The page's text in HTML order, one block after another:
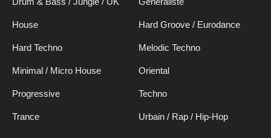
House Hard Groove / Eurodance
Hard Techno Melodic Techno
Minimal / Micro House Oriental
Progressive Techno
Trance Urbain / Rap / Hip-Hop